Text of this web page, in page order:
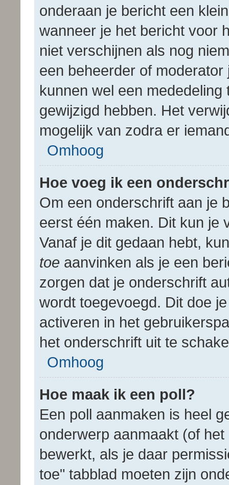
onderaan je bericht een
wanneer je het bericht voor
niet verschijnen als nog
een beheerder of
kunnen wel een
gewijzigd hebben. Het
mogelijk van zodra er
Omhoog
Hoe voeg ik een
Om een onderschrift aan je
eerst één maken. Dit kun je
Vanaf je dit gedaan hebt,
toe aanvinken als je een
zorgen dat je onderschrift
wordt toegevoegd. Dit doe
activeren in het
het onderschrift uit te
Omhoog
Hoe maak ik een poll?
Een poll aanmaken is heel
onderwerp aanmaakt (of
bewerkt, als je daar
toe" tabblad moeten zijn